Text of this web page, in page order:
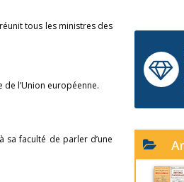
tous les ministres des
l’Union européenne.
sa faculté de parler d’une